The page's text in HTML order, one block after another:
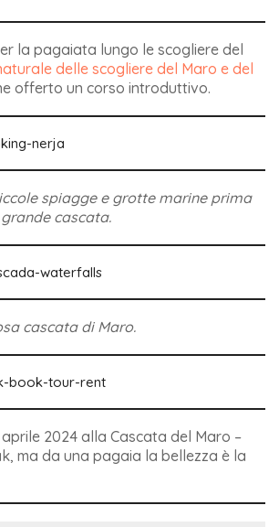
la pagaiata lungo le scogliere del
delle scogliere del Maro e del
offerto un corso introduttivo.
spiagge e grotte marine prima
cascata.
cascata di Maro.
aprile 2024 alla Cascata del Maro –
ma da una pagaia la bellezza è la